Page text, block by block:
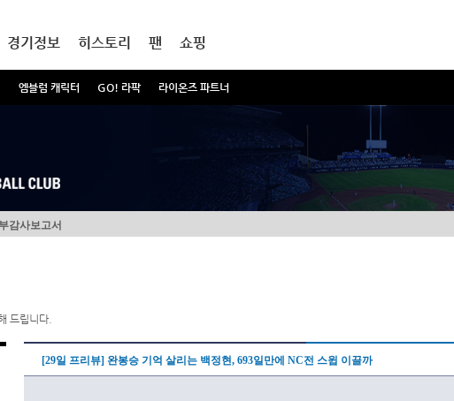
엠블럼 캐릭터 GO! 라팍 라이온즈 파트너
경기정보 히스토리 팬 쇼핑
감사보고서
드립니다.
[29일 프리뷰] 완봉승 기억 살리는 백정현, 693일만에 NC전 스윕 이끌까